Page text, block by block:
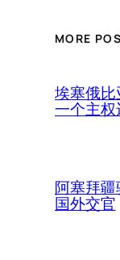
MORE
埃塞俄
一个主
阿塞拜
国外交官